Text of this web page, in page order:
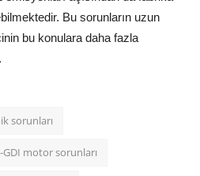
Bu sorunların uzun
bu konulara daha fazla
sorunları
GDI motor sorunları